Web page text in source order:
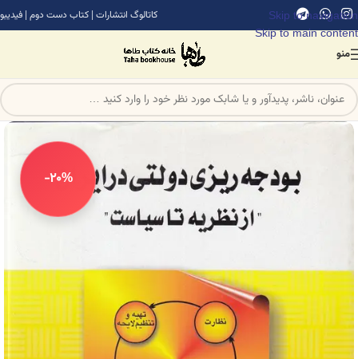
Skip to navigation
Skip to main content
کاتالوگ انتشارات | کتاب دست دوم | فیدیبو
منو
-20%